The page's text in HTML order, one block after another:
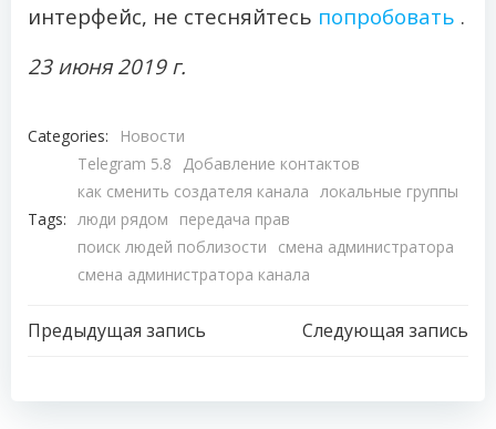
интерфейс, не стесняйтесь попробовать .
23 июня 2019 г.
Categories: Новости
Tags:
Telegram 5.8
Добавление контактов
как сменить создателя канала локальные группы
люди рядом
передача прав
поиск людей поблизости
смена администратора
смена администратора канала
Навигация
записям
Предыдущая запись
Навигация
записям
Следующая запись